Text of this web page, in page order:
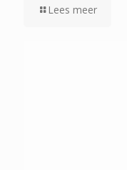
Lees meer